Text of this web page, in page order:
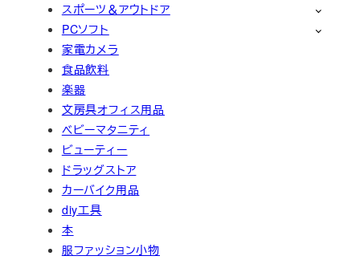
スポーツ＆アウトドア
PCソフト
家電カメラ
食品飲料
楽器
文房具オフィス用品
ベビーマタニティ
ビューティー
ドラッグストア
カーバイク用品
diy工具
本
服ファッション小物